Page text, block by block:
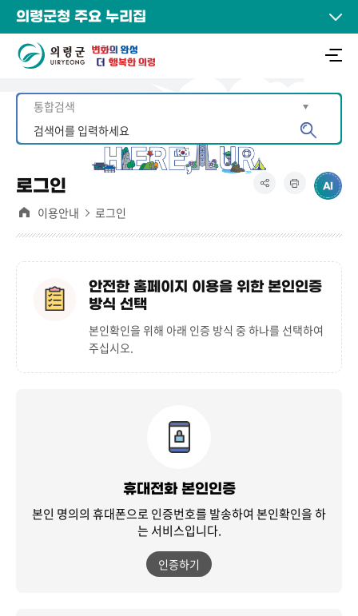
의령군청 주요 누리집
로그인
이용안내 로그인
안전한 홈페이지 이용을 위한 본인인증
방식 선택
본인확인을 위해 아래 인증 방식 중 하나를 선택하여
주십시오.
휴대전화 본인인증
본인 명의의 휴대폰으로 인증번호를 발송하여 본인확인을 하
는 서비스입니다.
인증하기